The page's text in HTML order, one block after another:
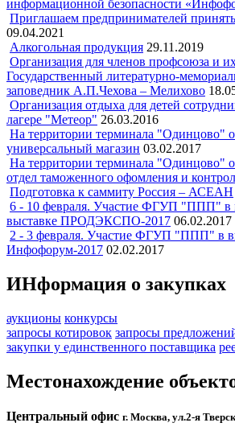
информационной безопасности
Приглашаем предпринимателей
09.04.2021
Алкогольная продукция 29.11.2019
Организация для членов профсоюза и
Государственный литературно-
заповедник А.П.Чехова – Мелихово
Организация отдыха для детей
лагере "Метеор" 26.03.2016
На территории терминала "Одинцово"
универсальный магазин 03.02.2017
На территории терминала "Одинцово"
отдел таможенного офомления и
Подготовка к саммиту Россия – АСЕАН
6 - 10 февраля. Участие ФГУП "ППП" в
выставке ПРОДЭКСПО-2017 06.02.2017
2 - 3 февраля. Участие ФГУП "ППП" в
Инфофорум-2017 02.02.2017
ИНформация о закупках
аукционы конкурсы
запросы котировок запросы
закупки у единственного поставщика
Местонахождение
Центральный офис г. Москва, ул.2-я